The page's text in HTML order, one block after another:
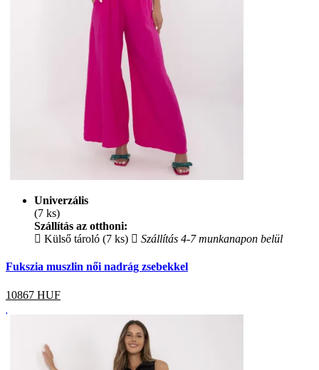
Univerzális
(7 ks)
Szállítás az otthoni:
Külső tároló (7 ks)
Szállítás 4-7 munkanapon belül
Fukszia muszlin női nadrág zsebekkel
10867 HUF